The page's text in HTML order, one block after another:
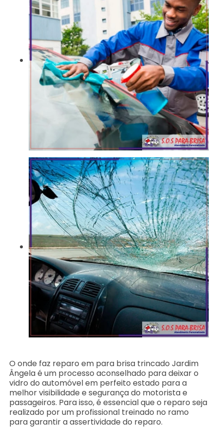
O onde faz reparo em para brisa trincado Jardim
Ângela é um processo aconselhado para deixar o
vidro do automóvel em perfeito estado para a
melhor visibilidade e segurança do motorista e
passageiros. Para isso, é essencial que o reparo seja
realizado por um profissional treinado no ramo
para garantir a assertividade do reparo.